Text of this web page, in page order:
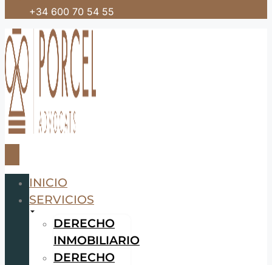
+34 600 70 54 55
INICIO
SERVICIOS
DERECHO
INMOBILIARIO
DERECHO